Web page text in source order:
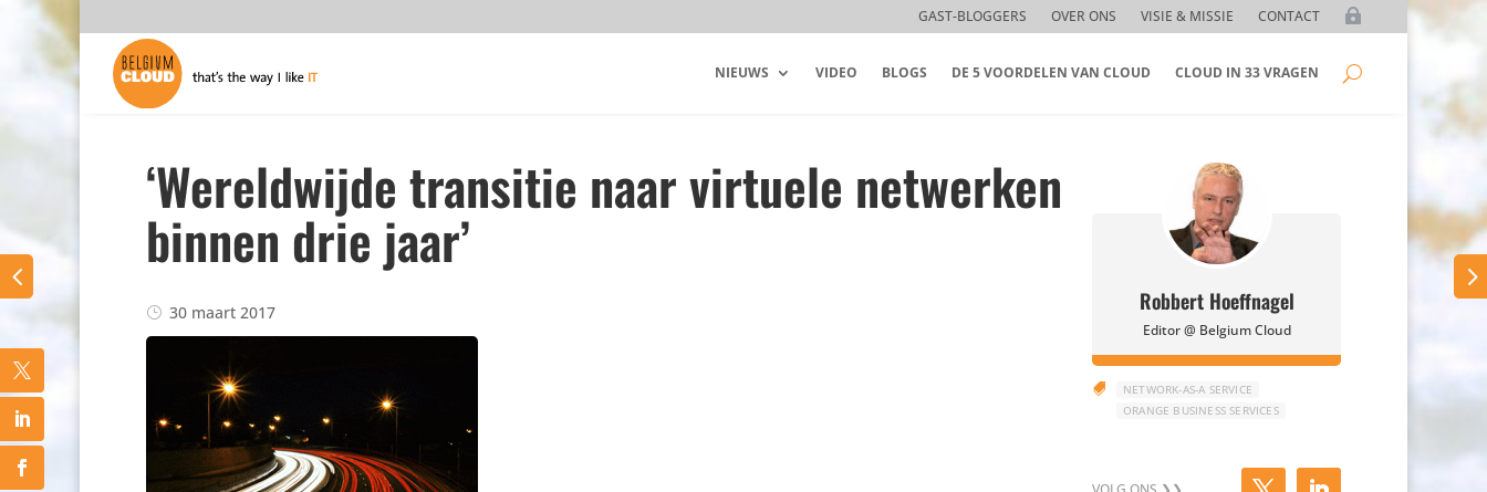
GAST-BLOGGERS OVER ONS VISIE & MISSIE CONTACT
NIEUWS VIDEO BLOGS DE 5 VOORDELEN VAN CLOUD CLOUD IN 33 VRAGEN
‘Wereldwijde transitie naar virtuele netwerken
binnen drie jaar’
30 maart 2017 Robbert Hoeffnagel
Editor @ Belgium Cloud

NETWORK-AS-A SERVICE
ORANGE BUSINESS SERVICES